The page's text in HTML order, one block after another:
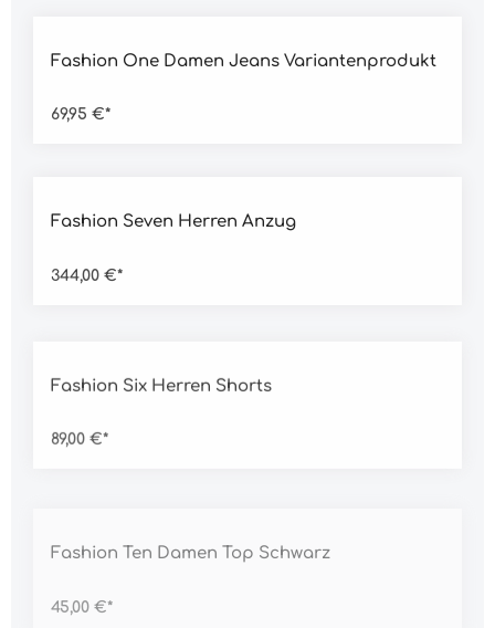
Fashion One Damen Jeans Variantenprodukt
69,95 €*
Fashion Seven Herren Anzug
344,00 €*
Fashion Six Herren Shorts
89,00 €*
Fashion Ten Damen Top Schwarz
45,00 €*